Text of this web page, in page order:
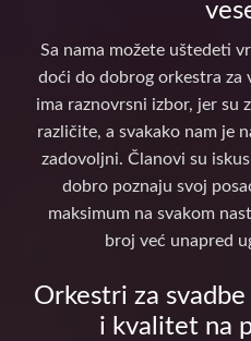
Sa nama možete uštedeti
doći do dobrog orkestra za
ima raznovrsni izbor, jer su
različite, a svakako nam je
zadovoljni. Članovi su
dobro poznaju svoj
maksimum na svakom
broj već unapred
Orkestri za
i kvalitet na